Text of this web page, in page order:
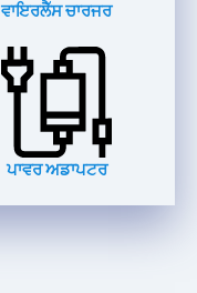
ਵਾਇਰਲੈੱਸ ਚਾਰਜਰ
ਪਾਵਰ ਅਡਾਪਟਰ